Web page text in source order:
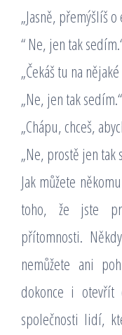
„Jasně, přemýšlíš o
“ Ne, jen tak
„Čekáš tu na
„Ne, jen tak sedím.“
„Chápu, chceš,
„Ne, prostě jen tak
Jak můžete
toho, že jste
přítomnosti.
nemůžete ani
dokonce i
společnosti lidí,